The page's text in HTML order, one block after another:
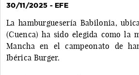
30/11/2025 - EFE
La hamburguesería Babilonia,
(Cuenca) ha sido elegida como la
Mancha en el campeonato de
Ibérica Burger.